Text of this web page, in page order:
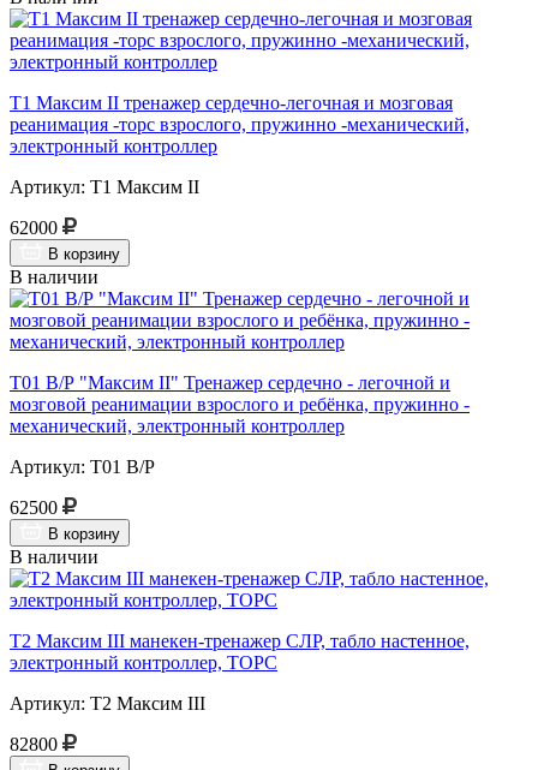
Т1 Максим II тренажер сердечно-легочная и мозговая
реанимация -торс взрослого, пружинно -механический,
электронный контроллер
Артикул: Т1 Максим II
62000
В корзину
В наличии
Т01 В/Р "Максим II" Тренажер сердечно - легочной и
мозговой реанимации взрослого и ребёнка, пружинно -
механический, электронный контроллер
Артикул: Т01 В/Р
62500
В корзину
В наличии
Т2 Максим III манекен-тренажер СЛР, табло настенное,
электронный контроллер, ТОРС
Артикул: Т2 Максим III
82800